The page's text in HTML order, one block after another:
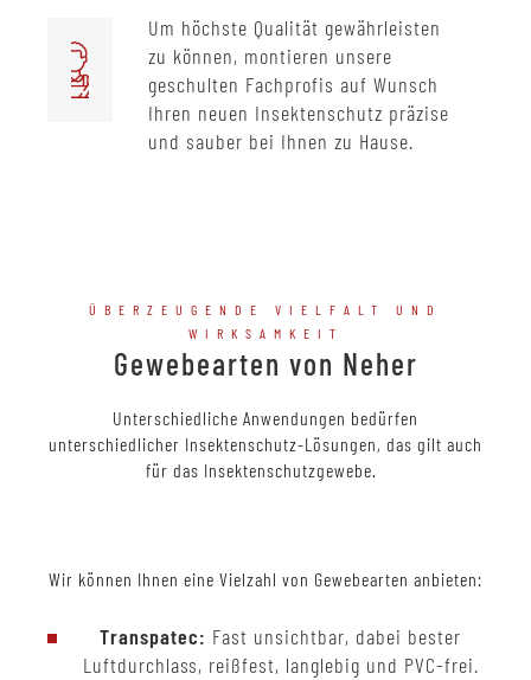
Um höchste Qualität gewährleisten
zu können, montieren unsere
geschulten Fachprofis auf Wunsch
Ihren neuen Insektenschutz präzise
und sauber bei Ihnen zu Hause.
ÜBERZEUGENDE VIELFALT UND
WIRKSAMKEIT
Gewebearten von Neher
Unterschiedliche Anwendungen bedürfen
unterschiedlicher Insektenschutz-Lösungen, das gilt auch
für das Insektenschutzgewebe.
Wir können Ihnen eine Vielzahl von Gewebearten anbieten:
Transpatec: Fast unsichtbar, dabei bester
Luftdurchlass, reißfest, langlebig und PVC-frei.